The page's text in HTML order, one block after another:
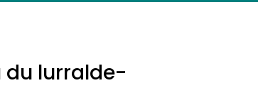
du lurralde-